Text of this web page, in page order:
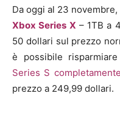
Da oggi al 23
Xbox Series X – 1TB a
50 dollari sul prezzo
è possibile
Series S
prezzo a 249,99 dollari.